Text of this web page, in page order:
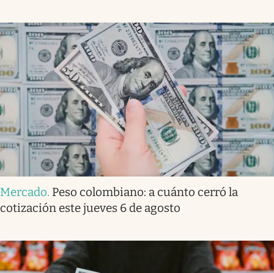
Mercado. Peso colombiano: a cuánto cerró la
cotización este jueves 6 de agosto